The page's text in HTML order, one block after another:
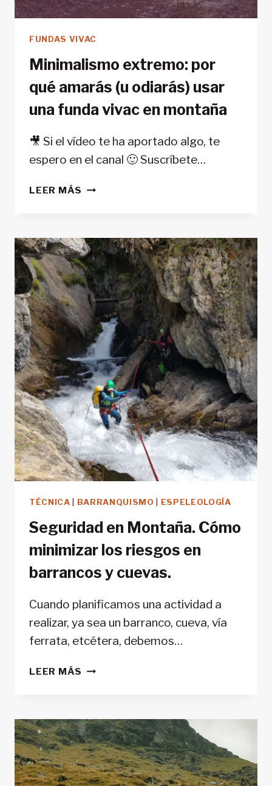
FUNDAS VIVAC
Minimalismo extremo: por
qué amarás (u odiarás) usar
una funda vivac en montaña
🎥 Si el vídeo te ha aportado algo, te
espero en el canal 🙂 Suscríbete…
LEER MÁS MINIMALISMO
AMARÁS
(U
ODIARÁS)
USAR
UNA
FUNDA
VIVAC
EN
MONTAÑA
TÉCNICA BARRANQUISMO ESPELEOLOGÍA
Seguridad en Montaña. Cómo
minimizar los riesgos en
barrancos y cuevas.
Cuando planificamos una actividad a
realizar, ya sea un barranco, cueva, vía
ferrata, etcétera, debemos…
LEER MÁS SEGURIDAD
MINIMIZAR
LOS
RIESGOS
EN